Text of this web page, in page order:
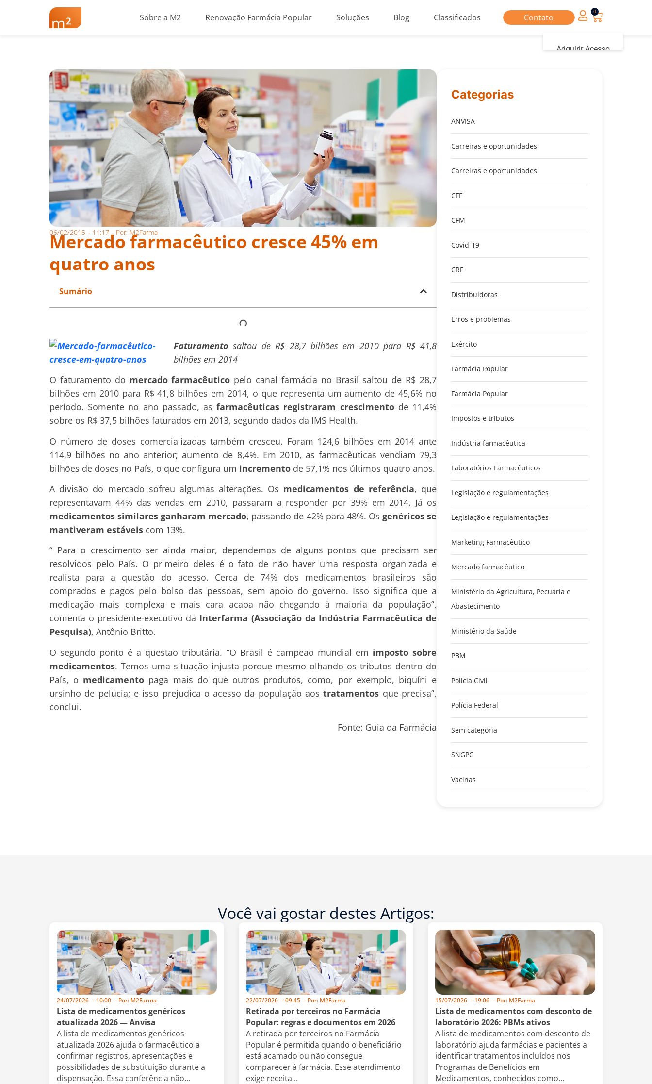
Sobre a M2 Renovação Farmácia Popular Soluções Blog Classificados Contato
Adquirir Acesso
0
06/02/2015 - 11:17 - Por: M2Farma
Mercado farmacêutico cresce 45% em
quatro anos
Sumário
Faturamento saltou de R$ 28,7 bilhões em 2010 para R$ 41,8
bilhões em 2014
O faturamento do mercado farmacêutico pelo canal farmácia no Brasil saltou de R$ 28,7
bilhões em 2010 para R$ 41,8 bilhões em 2014, o que representa um aumento de 45,6% no
período. Somente no ano passado, asfarmacêuticas registraram crescimentode 11,4%
sobre os R$ 37,5 bilhões faturados em 2013, segundo dados da IMS Health.
O número de doses comercializadas também cresceu. Foram 124,6 bilhões em 2014 ante
114,9 bilhões no ano anterior; aumento de 8,4%. Em 2010, as farmacêuticas vendiam 79,3
bilhões de doses no País, o que configura um incremento de 57,1% nos últimos quatro anos.
A divisão do mercado sofreu algumas alterações. Os medicamentos de referência, que
representavam 44% das vendas em 2010, passaram a responder por 39% em 2014. Já os
medicamentos similares ganharam mercado, passando de 42% para 48%. Os genéricos se
mantiveram estáveis com 13%.
“ Para o crescimento ser ainda maior, dependemos de alguns pontos que precisam ser
resolvidos pelo País. O primeiro deles é o fato de não haver uma resposta organizada e
realista para a questão do acesso. Cerca de 74% dos medicamentos brasileiros são
comprados e pagos pelo bolso das pessoas, sem apoio do governo. Isso significa que a
medicação mais complexa e mais cara acaba não chegando à maioria da população”,
comenta o presidente-executivo da Interfarma (Associação da Indústria Farmacêutica de
Pesquisa), Antônio Britto.
O segundo ponto é a questão tributária. “O Brasil é campeão mundial em imposto sobre
medicamentos. Temos uma situação injusta porque mesmo olhando os tributos dentro do
País, o medicamento paga mais do que outros produtos, como, por exemplo, biquíni e
ursinho de pelúcia; e isso prejudica o acesso da população aostratamentos que precisa”,
conclui.
Fonte: Guia da Farmácia
Categorias
ANVISA
Carreiras e oportunidades
Carreiras e oportunidades
CFF
CFM
Covid-19
CRF
Distribuidoras
Erros e problemas
Exército
Farmácia Popular
Farmácia Popular
Impostos e tributos
Indústria farmacêutica
Laboratórios Farmacêuticos
Legislação e regulamentações
Legislação e regulamentações
Marketing Farmacêutico
Mercado farmacêutico
Ministério da Agricultura, Pecuária e
Abastecimento
Ministério da Saúde
PBM
Polícia Civil
Polícia Federal
Sem categoria
SNGPC
Vacinas
Você vai gostar destes Artigos:
24/07/2026 - 10:00 - Por: M2Farma
Lista de medicamentos genéricos
atualizada 2026 — Anvisa
A lista de medicamentos genéricos
atualizada 2026 ajuda o farmacêutico a
confirmar registros, apresentações e
possibilidades de substituição durante a
dispensação. Essa conferência não...
22/07/2026 -09:45 - Por: M2Farma
Retirada por terceiros no Farmácia
Popular: regras e documentos em 2026
A retirada por terceiros no Farmácia
Popular é permitida quando o beneficiário
está acamado ou não consegue
comparecer à farmácia. Esse atendimento
exige receita...
15/07/2026 - 19:06 - Por: M2Farma
Lista de medicamentos com desconto de
laboratório 2026: PBMs ativos
A lista de medicamentos com desconto de
laboratório ajuda farmácias e pacientes a
identificar tratamentos incluídos nos
Programas de Benefícios em
Medicamentos, conhecidos como...